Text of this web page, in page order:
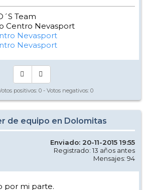
Team
Centro Nevasport
Nevasport
Nevasport
positivos: 0 - Votos negativos: 0
de equipo en Dolomitas
Enviado: 20-11-2015 19:55
Registrado: 13 años antes
Mensajes: 94
por mi parte.